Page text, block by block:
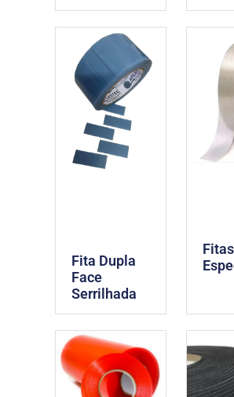
Fita Dupla
Face
Serrilhada
Fitas